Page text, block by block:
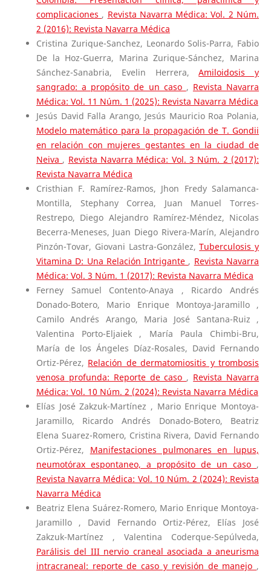
complicaciones , Revista Navarra Médica: Vol. 2 Núm.
2 (2016): Revista Navarra Médica
Cristina Zurique-Sanchez, Leonardo Solis-Parra, Fabio
De la Hoz-Guerra, Marina Zurique-Sánchez, Marina
Sánchez-Sanabria, Evelin Herrera,Amiloidosis y
sangrado: a propósito de un caso , Revista Navarra
Médica: Vol. 11 Núm. 1 (2025): Revista Navarra Médica
Jesús David Falla Arango, Jesús Mauricio Roa Polania,
Modelo matemático para la propagación de T. Gondii
en relación con mujeres gestantes en la ciudad de
Neiva , Revista Navarra Médica: Vol. 3 Núm. 2 (2017):
Revista Navarra Médica
Cristhian F. Ramírez-Ramos, Jhon Fredy Salamanca-
Montilla, Stephany Correa, Juan Manuel Torres-
Restrepo, Diego Alejandro Ramírez-Méndez, Nicolas
Becerra-Meneses, Juan Diego Rivera-Marín, Alejandro
Pinzón-Tovar, Giovani Lastra-González,Tuberculosis y
Vitamina D: Una Relación Intrigante , Revista Navarra
Médica: Vol. 3 Núm. 1 (2017): Revista Navarra Médica
Ferney Samuel Contento-Anaya , Ricardo Andrés
Donado-Botero, Mario Enrique Montoya-Jaramillo ,
Camilo Andrés Arango, Maria José Santana-Ruiz ,
Valentina Porto-Eljaiek , María Paula Chimbi-Bru,
María de los Ángeles Díaz-Rosales, David Fernando
Ortiz-Pérez, Relación de dermatomiositis y trombosis
venosa profunda: Reporte de caso , Revista Navarra
Médica: Vol. 10 Núm. 2 (2024): Revista Navarra Médica
Elías José Zakzuk-Martínez , Mario Enrique Montoya-
Jaramillo, Ricardo Andrés Donado-Botero, Beatriz
Elena Suarez-Romero, Cristina Rivera, David Fernando
Ortiz-Pérez, Manifestaciones pulmonares en lupus,
neumotórax espontaneo, a propósito de un caso ,
Revista Navarra Médica: Vol. 10 Núm. 2 (2024): Revista
Navarra Médica
Beatriz Elena Suárez-Romero, Mario Enrique Montoya-
Jaramillo , David Fernando Ortiz-Pérez, Elías José
Zakzuk-Martínez , Valentina Coderque-Sepúlveda,
Parálisis del III nervio craneal asociada a aneurisma
intracraneal: reporte de caso y revisión de manejo ,